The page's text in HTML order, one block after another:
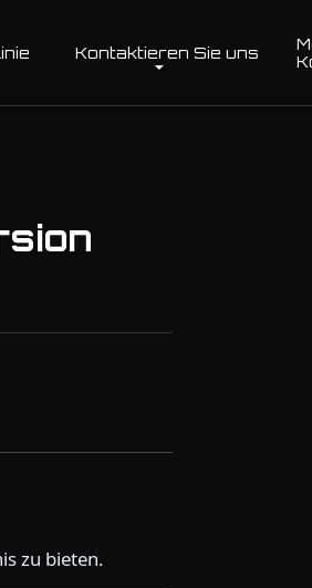
Kontaktieren Sie uns
zu bieten.